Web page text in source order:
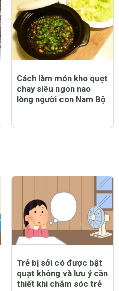
Cách làm món kho quẹt
chay siêu ngon nao
lòng người con Nam Bộ
Trẻ bị sởi có được bật
quạt không và lưu ý cần
thiết khi chăm sóc trẻ